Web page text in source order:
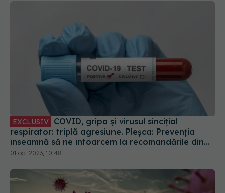
EXCLUSIV COVID, gripa și virusul sincițial
respirator: triplă agresiune. Pleșca: Prevenția
înseamnă să ne întoarcem la recomandările din
timpul pandemiei!
01 oct 2023, 10:48